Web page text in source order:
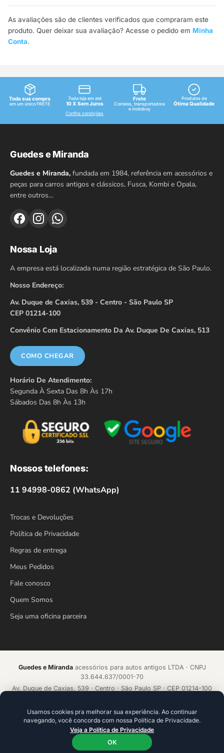
As avaliações são de clientes verificados que compraram este
produto. Quer deixar sua avaliação? Acesse o pedido em Minha
Conta.
Toda sua compra
em um único FRETE
Toda loja em até
10 X Sem Juros
Confira condições
Frete
Correios, transportadora
e motoboy
Produtos de
Ótima Qualidade
Guedes e Miranda
Guedes e Miranda, fundada em 1984, referência em acessórios e
peças para carros antigos e clássicos, Fusca, Kombi e Opala,
entre outros…
Nossa Loja
A empresa está localizada numa região estratégica de São Paulo.
Nosso Endereço:
Av. Duque de Caxias, 539 - Centro - São Paulo SP
CEP 01214-100
Convênio Com Estacionamento Da Av. Duque De Caxias, 513
COMO CHEGAR
Horário De Atendimento:
Segunda À Sexta Das 8h Às 17h
Sábados Das 8h Às 13h
Nossos telefones:
11 94998-0862 (WhatsApp)
Trocas e Devoluções
Política de Privacidade
Regras de entrega
Meus Pedidos
Fale conosco
Quem Somos
Seja uma oficina parceira
Guedes e Mirandaacessórios para autos antigos LTDA · CNPJ
33.644.637/0001-70
Av. Duque de Caxias, 539 · Centro · São Paulo SP · CEP 01214-100
Acelerado porecommerce.CAMP
Plataforma de alta conversão com IA que aprende a cada venda.
Ideal para founders e empresários que precisam ir além da
tecnologia.
Usamos cookies pra melhorar sua experiência. Ao continuar
navegando, você concorda com nossa Política de Privacidade.
Veja a Política de Privacidade
OK